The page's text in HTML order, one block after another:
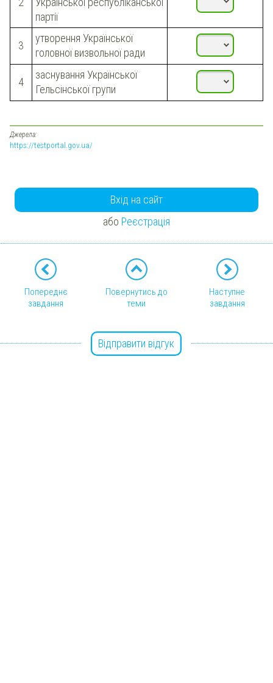
партії
3
утворення Української
головної визвольної ради
4
заснування Української
Гельсінської групи
Джерела:
https://testportal.gov.ua/
Вхід на сайт
або Реєстрація
Попереднє
завдання
Повернутись до
теми
Наступне
завдання
Відправити відгук